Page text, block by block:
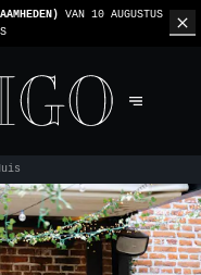
GEACCEPTEERD -